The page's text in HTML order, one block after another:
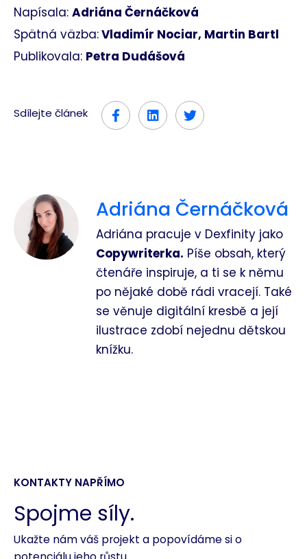
Napísala: Adriána Černáčková
Spätná väzba:Vladimír Nociar, Martin Bartl
Publikovala: Petra Dudášová
Sdílejte článek
Adriána Černáčková
Adriána pracuje v Dexfinity jako
Copywriterka. Píše obsah, který
čtenáře inspiruje, a ti se k němu
po nějaké době rádi vracejí. Také
se věnuje digitální kresbě a její
ilustrace zdobí nejednu dětskou
knížku.
KONTAKTY NAPŘÍMO
Spojme síly.
Ukažte nám váš projekt a popovídáme si o